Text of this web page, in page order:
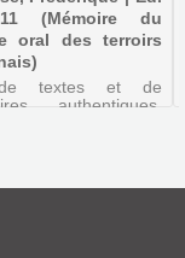
(Mémoire du
oral des terroirs
de textes et de
authentiques,